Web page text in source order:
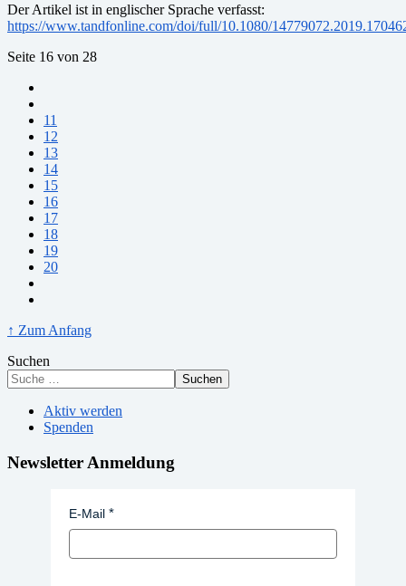
Der Artikel ist in englischer Sprache verfasst:
https://www.tandfonline.com/doi/full/10.1080/
Seite 16 von 28
11
12
13
14
15
16
17
18
19
20
↑ Zum Anfang
Suchen
Suchen
Aktiv werden
Spenden
Newsletter Anmeldung
E-Mail